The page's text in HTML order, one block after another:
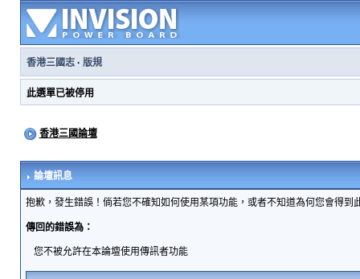
香港三國志· 版規
此選單已被停用
香港三國論壇
論壇訊息
抱歉，發生錯誤！倘若您不確知如何使用某項功能，或者不知道為何您會得
傳回的錯誤為：
您不被允許在本論壇使用傳訊者功能